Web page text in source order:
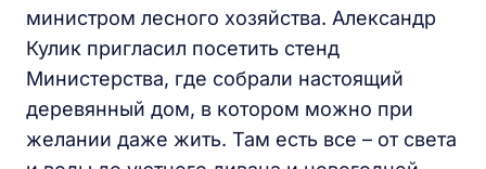
министром лесного хозяйства. Александр
Кулик пригласил посетить стенд
Министерства, где собрали настоящий
деревянный дом, в котором можно при
желании даже жить. Там есть все – от света